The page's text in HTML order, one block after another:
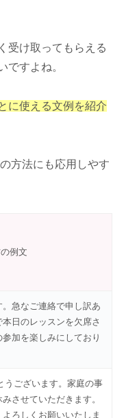
受け取ってもらえる
ですよね。
に使える文例を紹介
方法にも応用しやす
例文
。急なご連絡で申し訳あ
日のレッスンを欠席さ
加を楽しみにしており
うございます。家庭の事
させていただきます。
ろしくお願いいたしま